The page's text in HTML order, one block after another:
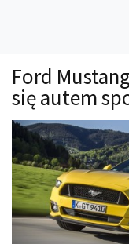
Technika jazdy
Oświetlenie
Kalkulatory
Przelicznik mocy
Auto z niemiec
Galerie
Ford
się autem